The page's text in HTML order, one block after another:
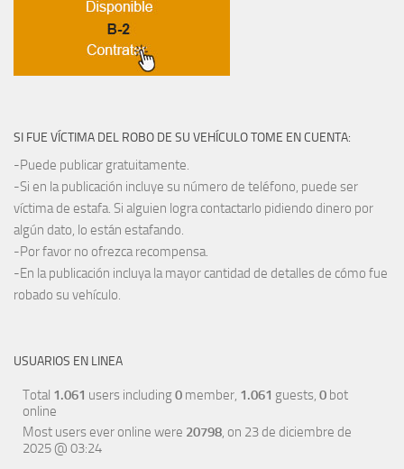
SI FUE VÍCTIMA DEL ROBO DE SU VEHÍCULO TOME EN CUENTA:
-Puede publicar gratuitamente.
-Si en la publicación incluye su número de teléfono, puede ser
víctima de estafa. Si alguien logra contactarlo pidiendo dinero por
algún dato, lo están estafando.
-Por favor no ofrezca recompensa.
-En la publicación incluya la mayor cantidad de detalles de cómo fue
robado su vehículo.
USUARIOS EN LINEA
Total 1.061 users including0 member, 1.061 guests, 0 bot
online
Most users ever online were 20798, on 23 de diciembre de
2025 @ 03:24